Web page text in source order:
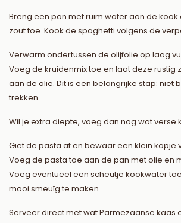
Breng een pan met ruim water aan de kook
zout toe. Kook de spaghetti volgens de
Verwarm ondertussen de olijfolie op laag
Voeg de kruidenmix toe en laat deze rustig
aan de olie. Dit is een belangrijke stap: niet
trekken.
Wil je extra diepte, voeg dan nog wat verse
Giet de pasta af en bewaar een klein kopje
Voeg de pasta toe aan de pan met olie en
Voeg eventueel een scheutje kookwater
mooi smeuïg te maken.
Serveer direct met wat Parmezaanse kaas